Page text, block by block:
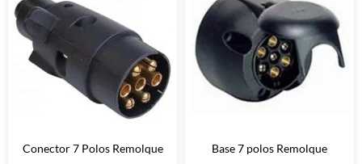
Conector 7 Polos Remolque Base 7 polos Remolque